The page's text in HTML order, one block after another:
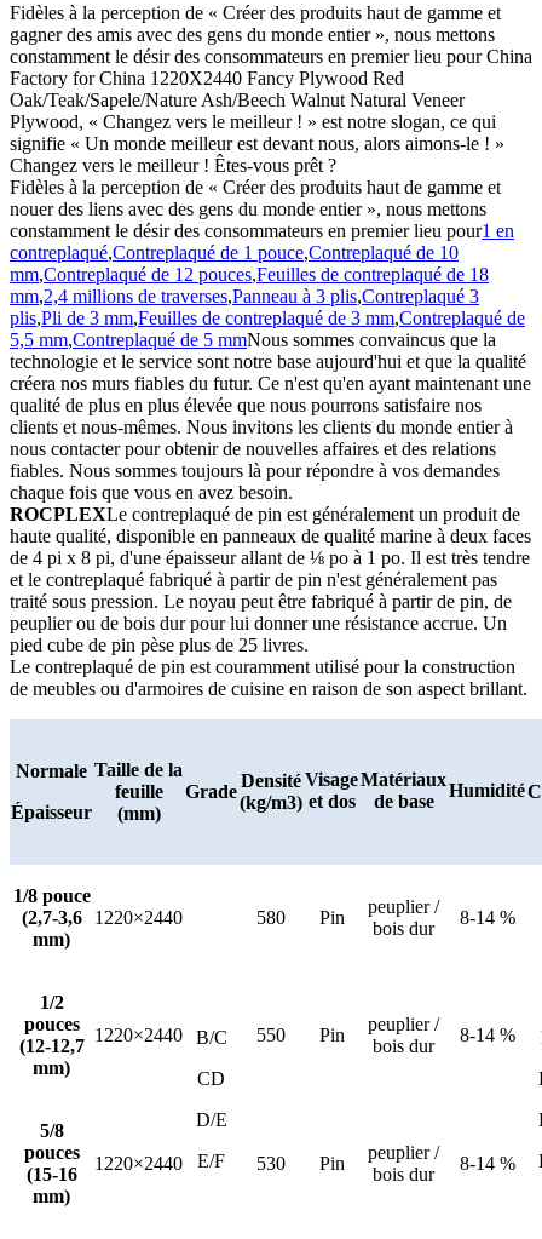
Fidèles à la perception de « Créer des produits haut de gamme et
gagner des amis avec des gens du monde entier », nous mettons
constamment le désir des consommateurs en premier lieu pour China
Factory for China 1220X2440 Fancy Plywood Red
Oak/Teak/Sapele/Nature Ash/Beech Walnut Natural Veneer
Plywood, « Changez vers le meilleur ! » est notre slogan, ce qui
signifie « Un monde meilleur est devant nous, alors aimons-le ! »
Changez vers le meilleur ! Êtes-vous prêt ?
Fidèles à la perception de « Créer des produits haut de gamme et
nouer des liens avec des gens du monde entier », nous mettons
constamment le désir des consommateurs en premier lieu pour1 en
contreplaqué,Contreplaqué de 1 pouce,Contreplaqué de 10
mm,Contreplaqué de 12 pouces,Feuilles de contreplaqué de 18
mm,2,4 millions de traverses,Panneau à 3 plis,Contreplaqué 3
plis,Pli de 3 mm,Feuilles de contreplaqué de 3 mm,Contreplaqué de
5,5 mm,Contreplaqué de 5 mmNous sommes convaincus que la
technologie et le service sont notre base aujourd'hui et que la qualité
créera nos murs fiables du futur. Ce n'est qu'en ayant maintenant une
qualité de plus en plus élevée que nous pourrons satisfaire nos
clients et nous-mêmes. Nous invitons les clients du monde entier à
nous contacter pour obtenir de nouvelles affaires et des relations
fiables. Nous sommes toujours là pour répondre à vos demandes
chaque fois que vous en avez besoin.
ROCPLEXLe contreplaqué de pin est généralement un produit de
haute qualité, disponible en panneaux de qualité marine à deux faces
de 4 pi x 8 pi, d'une épaisseur allant de ⅛ po à 1 po. Il est très tendre
et le contreplaqué fabriqué à partir de pin n'est généralement pas
traité sous pression. Le noyau peut être fabriqué à partir de pin, de
peuplier ou de bois dur pour lui donner une résistance accrue. Un
pied cube de pin pèse plus de 25 livres.
Le contreplaqué de pin est couramment utilisé pour la construction
de meubles ou d'armoires de cuisine en raison de son aspect brillant.
Normale
Épaisseur
Taille de la
feuille
(mm)
Grade
Densité
(kg/m3)
Visage
et dos
Matériaux
de base
Humidité
1/8 pouce
(2,7-3,6
mm)
1220×2440
B/C
CD
D/E
E/F
580 Pin
peuplier /
bois dur
8-14 %
1/2
pouces
(12-12,7
mm)
1220×2440 550 Pin
peuplier /
bois dur
8-14 %
5/8
pouces
(15-16
mm)
1220×2440 530 Pin
peuplier /
bois dur
8-14 %